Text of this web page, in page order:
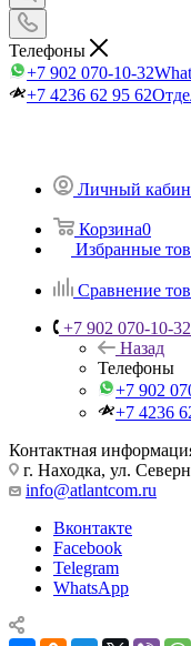
Телефоны
+7 902 070-10-32
+7 4236 62 95 62
Личный
Корзина0
Избранные
Сравнение
+7 902 070-10-32
Назад
Телефоны
+7 902
+7 4236
Контактная
г. Находка, ул.
info@atlantcom.ru
Вконтакте
Facebook
Telegram
WhatsApp